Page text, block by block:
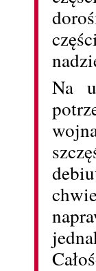
Na